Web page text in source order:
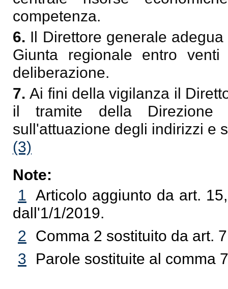
competenza.
6. Il Direttore generale
Giunta regionale entro
deliberazione.
7.Ai fini della vigilanza il
il tramite della Direzione
sull'attuazione degli indirizzi e
(3)
Note:
1 Articolo aggiunto da art.
dall'1/1/2019.
2 Comma 2 sostituito da art.
3
Parole sostituite al comma